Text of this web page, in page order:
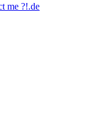
me ?!.de